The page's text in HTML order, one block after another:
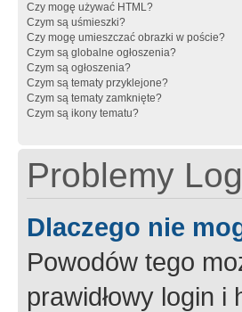
Czy mogę używać HTML?
Czym są uśmieszki?
Czy mogę umieszczać obrazki w poście?
Czym są globalne ogłoszenia?
Czym są ogłoszenia?
Czym są tematy przyklejone?
Czym są tematy zamknięte?
Czym są ikony tematu?
Problemy
Dlaczego nie
Powodów tego
prawidłowy login i